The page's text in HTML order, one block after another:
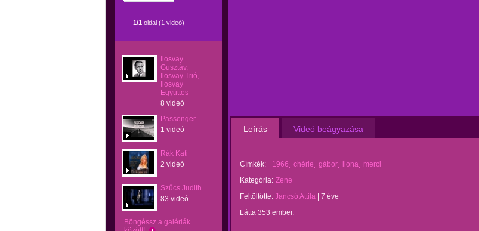
1/1 oldal (1 videó)
Ilosvay
Gusztáv,
Ilosvay Trió,
Ilosvay
Együttes
8 videó
Passenger
1 videó
Rák Kati
2 videó
Szűcs Judith
83 videó
Böngéssz a galériák
Leírás Videó beágyazása
Címkék: 1966 chérie gábor ilona
merci
Kategória: Zene
Feltöltötte: Jancsó Attila
7 éve
Látta 353 ember.